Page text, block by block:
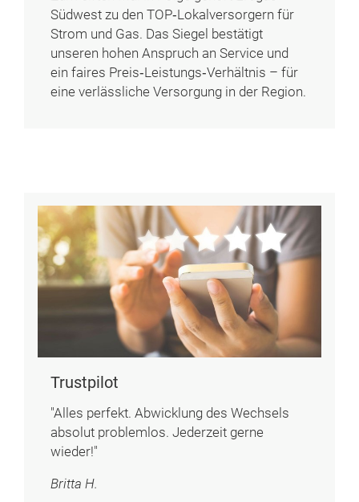
Südwest zu den TOP‑Lokalversorgern für
Strom und Gas. Das Siegel bestätigt
unseren hohen Anspruch an Service und
ein faires Preis‑Leistungs‑Verhältnis – für
eine verlässliche Versorgung in der Region.
Trustpilot
"Alles perfekt. Abwicklung des Wechsels
absolut problemlos. Jederzeit gerne
wieder!"
Britta H.